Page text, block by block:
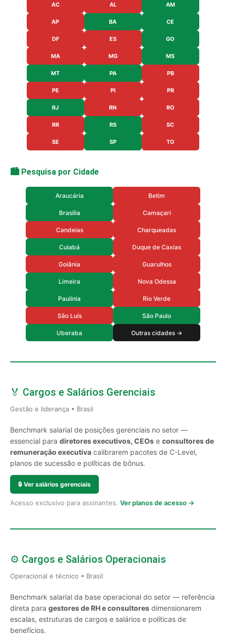
AC AL AM
AP BA CE
DF ES GO
MA MG MS
MT PA PB
PE PI PR
RJ RN RO
RR RS SC
SE SP TO
🏙️ Pesquisa por Cidade
Araucária Betim
Brasília Camaçari
Candeias Charqueadas
Cuiabá Duque de Caxias
Goiânia Guarulhos
Limeira Nova Odessa
Paulínia Rio Verde
São Luís São Paulo
Uberaba Outras cidades →
🏅 Cargos e Salários Gerenciais
Gestão e liderança • Brasil
Benchmark salarial de posições gerenciais no setor —
essencial para diretores executivos, CEOs e consultores de
remuneração executiva calibrarem pacotes de C-Level,
planos de sucessão e políticas de bônus.
🔒 Ver salários gerenciais
Acesso exclusivo para assinantes. Ver planos de acesso →
⚙️ Cargos e Salários Operacionais
Operacional e técnico • Brasil
Benchmark salarial da base operacional do setor — referência
direta para gestores de RH e consultores dimensionarem
escalas, estruturas de cargos e salários e políticas de
benefícios.